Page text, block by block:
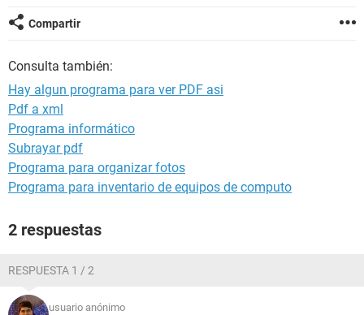
Compartir
Consulta también:
Hay algun programa para ver PDF asi
Pdf a xml
Programa informático
Subrayar pdf
Programa para organizar fotos
Programa para inventario de equipos de computo
2 respuestas
RESPUESTA 1 / 2
usuario anónimo